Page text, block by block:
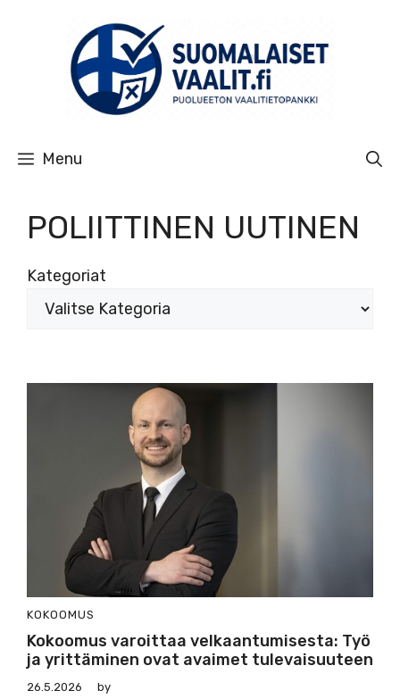
Menu
POLIITTINEN UUTINEN
Kategoriat
KOKOOMUS
Kokoomus varoittaa velkaantumisesta: Työ
ja yrittäminen ovat avaimet tulevaisuuteen
26.5.2026 by